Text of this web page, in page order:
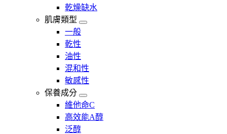
乾燥缺水
肌膚類型
一般
乾性
油性
混和性
敏感性
保養成分
維他命C
高效能A醇
泛醇